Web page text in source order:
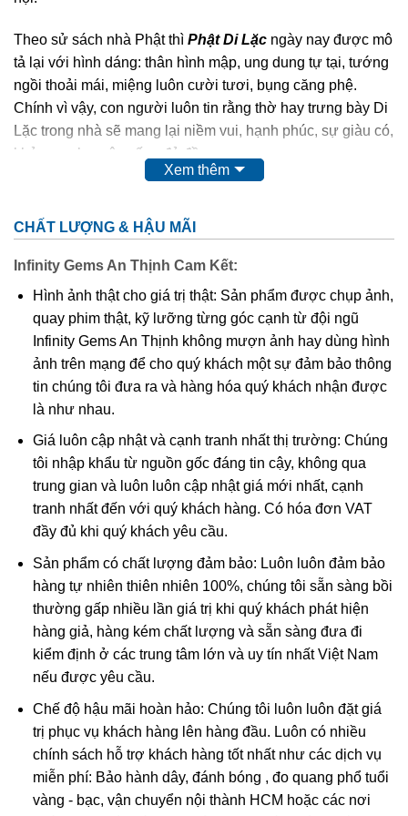
Theo sử sách nhà Phật thì Phật Di Lặc ngày nay được mô
tả lại với hình dáng: thân hình mập, ung dung tự tại, tướng
ngồi thoải mái, miệng luôn cười tươi, bụng căng phệ.
Chính vì vậy, con người luôn tin rằng thờ hay trưng bày Di
Lặc trong nhà sẽ mang lại niềm vui, hạnh phúc, sự giàu có,
khỏe mạnh, cuộc sống đủ đầy.
nghệ nhân điêu khắc nên Ngài cũng quý và sang không
kém như: các loại gỗ quý, đá quý,…
công ty, nơi công cộng thì hình ảnh Ngài cũng được điêu
khắc tinh xảo trên nền mặt dây chuyền. Điều này giúp
chúng ta có thể mang Phật bên mình mọi lúc mọi nơi để
phù hộ độ trì,…Và mặt dây chuyềnPhật Di Lặccũng được
nhiều tín đồ kể cả tín ngưỡng Phật hay không tín ngưỡng
đều ưa chuộng.
Mặt Phật Di Lặc điêu khắc từ Ruby
Phật Di Lặc trong phong thủy
Ngày nay, Phật Di Lặc Đá Ruby được tạo hình nhiều kiểu
khác nhau chứ không có 1 kiểu nhất định:
Xem thêm
CHẤT LƯỢNG & HẬU MÃI
Infinity Gems An Thịnh Cam Kết:
Hình ảnh thật cho giá trị thật: Sản phẩm được chụp ảnh,
quay phim thật, kỹ lưỡng từng góc cạnh từ đội ngũ
Infinity Gems An Thịnh không mượn ảnh hay dùng hình
ảnh trên mạng để cho quý khách một sự đảm bảo thông
tin chúng tôi đưa ra và hàng hóa quý khách nhận được
là như nhau.
Giá luôn cập nhật và cạnh tranh nhất thị trường: Chúng
tôi nhập khẩu từ nguồn gốc đáng tin cậy, không qua
trung gian và luôn luôn cập nhật giá mới nhất, cạnh
tranh nhất đến với quý khách hàng. Có hóa đơn VAT
đầy đủ khi quý khách yêu cầu.
Sản phẩm có chất lượng đảm bảo: Luôn luôn đảm bảo
hàng tự nhiên thiên nhiên 100%, chúng tôi sẵn sàng bồi
thường gấp nhiều lần giá trị khi quý khách phát hiện
hàng giả, hàng kém chất lượng và sẵn sàng đưa đi
kiểm định ở các trung tâm lớn và uy tín nhất Việt Nam
nếu được yêu cầu.
Chế độ hậu mãi hoàn hảo: Chúng tôi luôn luôn đặt giá
trị phục vụ khách hàng lên hàng đầu. Luôn có nhiều
chính sách hỗ trợ khách hàng tốt nhất như các dịch vụ
miễn phí: Bảo hành dây, đánh bóng , đo quang phổ tuổi
vàng - bạc, vận chuyển nội thành HCM hoặc các nơi